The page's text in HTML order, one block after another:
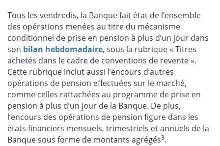
Tous les vendredis, la Banque fait état de l’ensemble
des opérations menées au titre du mécanisme
conditionnel de prise en pension à plus d’un jour dans
son bilan hebdomadaire, sous la rubrique « Titres
achetés dans le cadre de conventions de revente ».
Cette rubrique inclut aussi l’encours d’autres
opérations de pension effectuées sur le marché,
comme celles rattachées au programme de prise en
pension à plus d’un jour de la Banque. De plus,
l’encours des opérations de pension figure dans les
états financiers mensuels, trimestriels et annuels de la
Banque sous forme de montants agrégés3.